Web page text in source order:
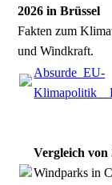
2026 in Brüssel
Fakten zum
und Windkraft.
Absurde_EU-
Vergleich
Windparks in